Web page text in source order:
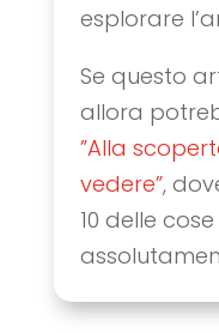
esplorare
Se questo
allora
”Alla
vedere”,
10 delle